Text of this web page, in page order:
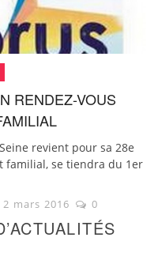
RENDEZ-VOUS
revient pour sa 28e
familial, se tiendra du 1er
2 mars 2016 0